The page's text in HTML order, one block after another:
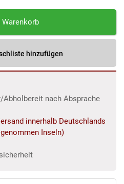
Warenkorb
hinzufügen
Abholbereit nach Absprache
innerhalb Deutschlands
Inseln)